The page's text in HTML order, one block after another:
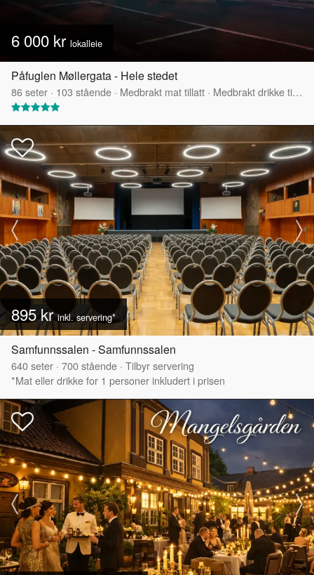
6 000 kr lokalleie
Påfuglen Møllergata - Hele stedet
86seter · 103 stående · Medbrakt mat tillatt · Medbrakt drikke tillatt
895 krinkl. servering*
Samfunnssalen - Samfunnssalen
640seter · 700stående · Tilbyr servering
*Mat eller drikke for 1 personer inkludert i prisen